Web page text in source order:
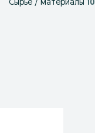
Сырьё / материалы 10